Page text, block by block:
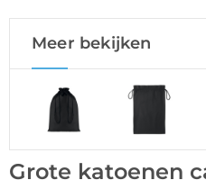
Meer bekijken
Grote katoenen